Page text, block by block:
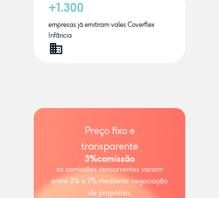
+1.300
empresas já emitiram vales Coverflex
Infância
Preço fixo e
transparente
3%comissão
as comissões concorrentes variam
entre 3% e 7% mediante negociação
de propostas